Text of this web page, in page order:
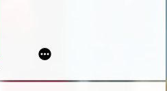
przyjęć na studia w PRL =